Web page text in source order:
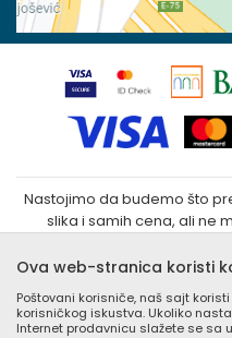
Nastojimo da budemo što
slika i samih cena, ali ne
su deo naše ponude i ne
besplatnim pozivom Call
(0)
Ova web-stranica koristi
Poštovani korisniče, naš sajt
korisničkog iskustva. Ukoliko
Internet prodavnicu slažete se sa